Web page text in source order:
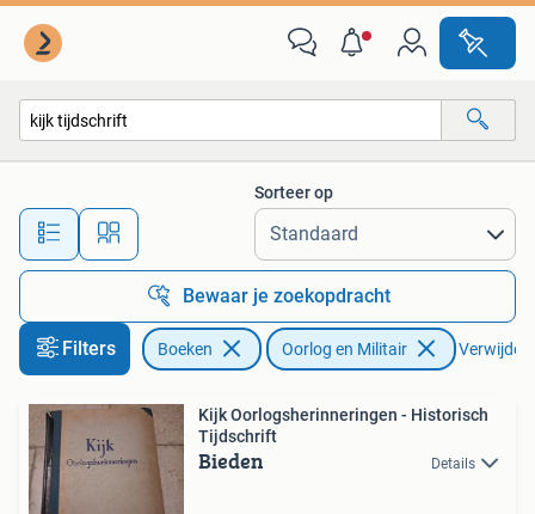
Alle afstanden…
Sorteer op
Bewaar je zoekopdracht
Filters Boeken Oorlog en Militair Verwijder
Kijk Oorlogsherinneringen - Historisch
Tijdschrift
Bieden Details